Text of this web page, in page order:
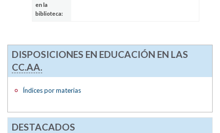
en la
biblioteca:
DISPOSICIONES EN EDUCACIÓN EN LAS
CC.AA.
Índices por materias
DESTACADOS